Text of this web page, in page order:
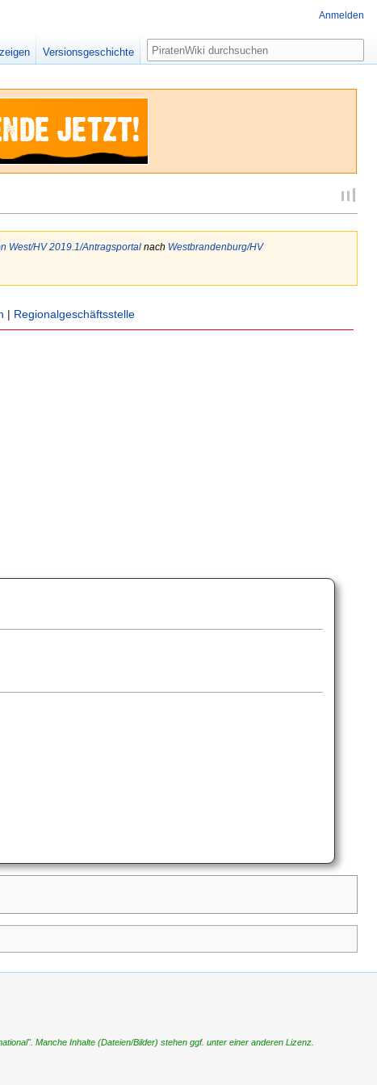
West/HV 2019.1/Antragsportalnach Westbrandenburg/HV
| Regionalgeschäftsstelle
Anmelden
Versionsgeschichte Suche
Manche Inhalte (Dateien/Bilder) stehen ggf. unter einer anderen Lizenz.